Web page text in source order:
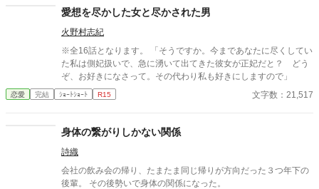
愛想を尽かした女と尽かされた男
火野村志紀
※全16話となります。 「そうですか。今まであなたに尽くしてい
た私は側妃扱いで、急に湧いて出てきた彼女が正妃だと？ どう
ぞ、お好きになさって。その代わり私も好きにしますので」
恋愛 完結 ｼｮｰﾄｼｮｰﾄ R15 文字数：21,517
身体の繋がりしかない関係
詩織
会社の飲み会の帰り、たまたま同じ帰りが方向だった３つ年下の
後輩。 その後勢いで身体の関係になった。